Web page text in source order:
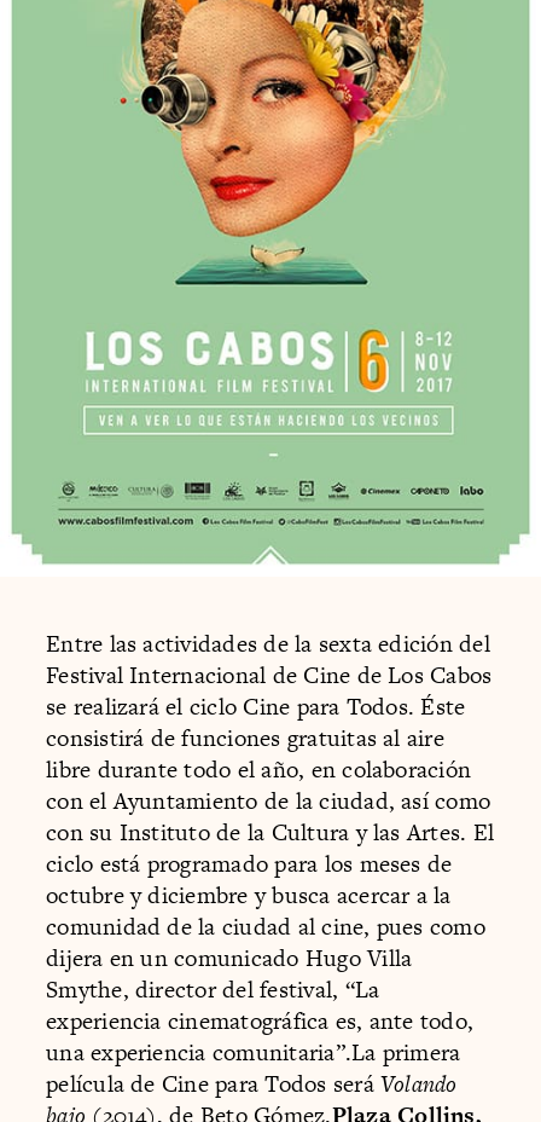
Entre las actividades de la sexta edición del
Festival Internacional de Cine de Los Cabos
se realizará el ciclo Cine para Todos. Éste
consistirá de funciones gratuitas al aire
libre durante todo el año, en colaboración
con el Ayuntamiento de la ciudad, así como
con su Instituto de la Cultura y las Artes. El
ciclo está programado para los meses de
octubre y diciembre y busca acercar a la
comunidad de la ciudad al cine, pues como
dijera en un comunicado Hugo Villa
Smythe, director del festival, “La
experiencia cinematográfica es, ante todo,
una experiencia comunitaria”.La primera
película de Cine para Todos seráVolando